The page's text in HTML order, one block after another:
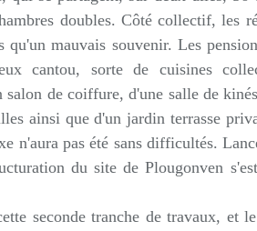
doubles. Côté collectif, les
qu'un mauvais souvenir. Les
cantou, sorte de cuisines
salon de coiffure, d'une salle de
ainsi que d'un jardin terrasse
n'aura pas été sans difficultés.
du site de Plougonven
seconde tranche de travaux, et